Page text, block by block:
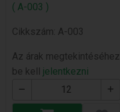
( A-003 )
Cikkszám: A-003
Az árak megtekintéséhez
be kell jelentkezni